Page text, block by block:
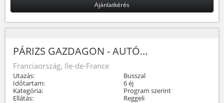
Ajánlatkérés
PÁRIZS GAZDAGON - AUTÓ...
Franciaország, Ile-de-France
Utazás:
Busszal
Időtartam:
6 éj
Kategória:
Program szerint
Ellátás:
Reggeli